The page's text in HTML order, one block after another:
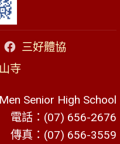
三好體協
寺
Senior High School
電話：(07) 656-2676
傳真：(07) 656-3559